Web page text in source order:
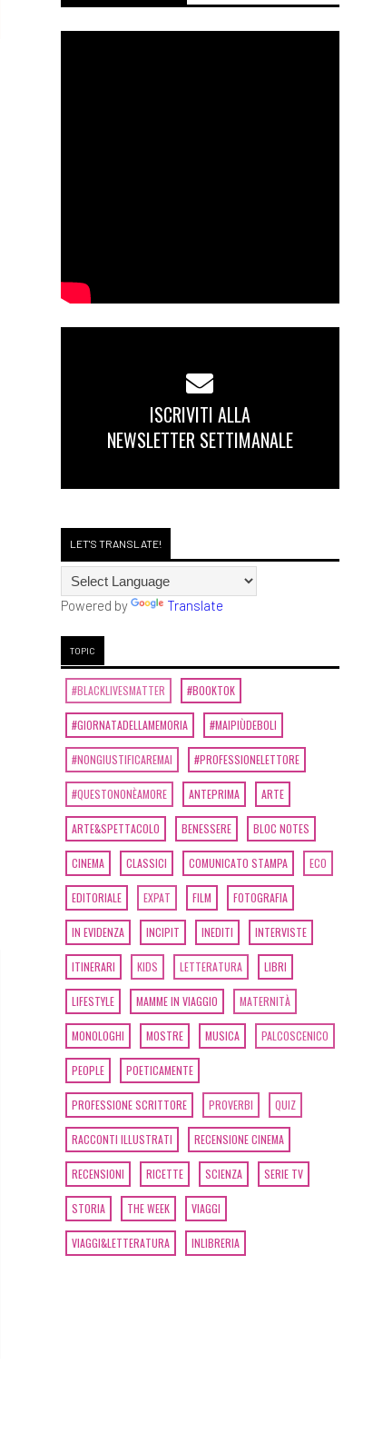
ISCRIVITI ALLA
NEWSLETTER SETTIMANALE
LET'S TRANSLATE!
Powered by Translate
TOPIC
#BLACKLIVESMATTER #BOOKTOK
#GIORNATADELLAMEMORIA #MAIPIÙDEBOLI
#NONGIUSTIFICAREMAI #PROFESSIONELETTORE
#QUESTONONÈAMORE ANTEPRIMA ARTE
ARTE&SPETTACOLO BENESSERE BLOC NOTES
CINEMA CLASSICI COMUNICATO STAMPA ECO
EDITORIALE EXPAT FILM FOTOGRAFIA
IN EVIDENZA INCIPIT INEDITI INTERVISTE
ITINERARI KIDS LETTERATURA LIBRI
LIFESTYLE MAMME IN VIAGGIO MATERNITÀ
MONOLOGHI MOSTRE MUSICA PALCOSCENICO
PEOPLE POETICAMENTE
PROFESSIONE SCRITTORE PROVERBI QUIZ
RACCONTI ILLUSTRATI RECENSIONE CINEMA
RECENSIONI RICETTE SCIENZA SERIE TV
STORIA THE WEEK VIAGGI
VIAGGI&LETTERATURA INLIBRERIA